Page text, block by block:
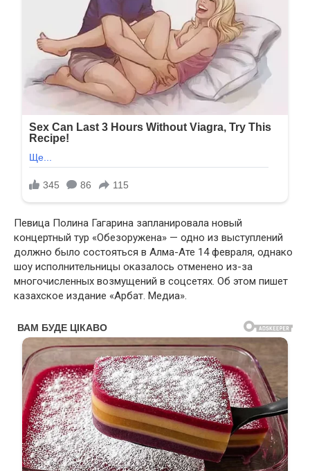
Певица Полина Гагарина запланировала новый
концертный тур «Обезоружена» — одно из выступлений
должно было состояться в Алма-Ате 14 февраля, однако
шоу исполнительницы оказалось отменено из-за
многочисленных возмущений в соцсетях. Об этом пишет
казахское издание «Арбат. Медиа».